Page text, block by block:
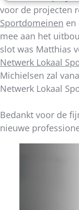
voor de projecten
Sportdomeinen en
mee aan het
slot was Matthias
Netwerk Lokaal
Michielsen zal
Netwerk Lokaal
Bedankt voor de
nieuwe